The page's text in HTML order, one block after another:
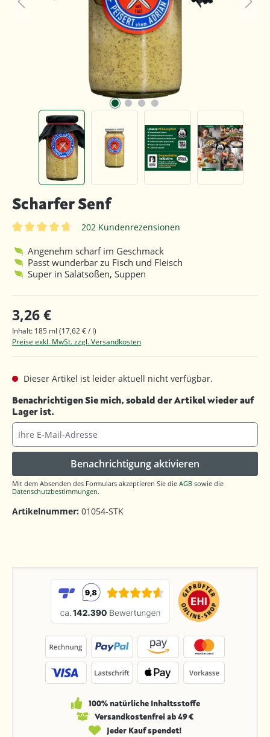
Scharfer Senf
202 Kundenrezensionen
Angenehm scharf im Geschmack
Passt wunderbar zu Fisch und Fleisch
Super in Salatsoßen, Suppen
3,26 €
Inhalt: 185 ml (17,62 € / l)
Preise exkl. MwSt. zzgl. Versandkosten
Dieser Artikel ist leider aktuell nicht verfügbar.
Benachrichtigen Sie mich, sobald der Artikel wieder auf
Lager ist.
Ihre E-Mail-Adresse
Benachrichtigung aktivieren
Mit dem Absenden des Formulars akzeptieren Sie die AGB sowie die
Datenschutzbestimmungen.
Artikelnummer: 01054-STK
100% natürliche Inhaltsstoffe
Versandkosten­frei ab 49 €
Jeder Kauf spendet!